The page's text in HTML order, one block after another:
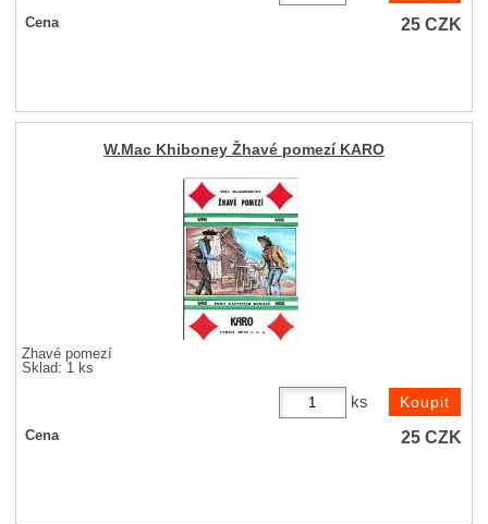
Cena 25CZK
W.Mac Khiboney Žhavé pomezí KARO
Žhavé pomezí
Sklad: 1 ks
ks
Cena 25CZK